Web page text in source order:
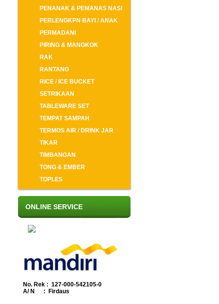
PENANAK & PEMANAS NASI
PERLENGKPN BAYI / ANAK
PERMADANI
PIRING & MANGKOK
RAK
RANTANG
RICE / ICE BUCKET
SETRIKAAN
TABLEWARE SET
TEMPAT SAMPAH
TERMOS AIR / DRINK JAR
TIKAR
TIMBANGAN
TONG & EMBER
TOPLES
ONLINE SERVICE
No. Rek : 127-000-542105-0
A/ N : Firdaus